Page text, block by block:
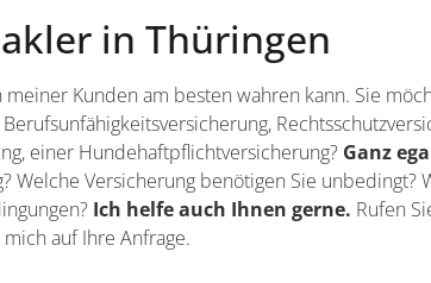
in Thüringen
Kunden am besten wahren kann. Sie
einer Hundehaftpflichtversicherung? Ganz
Welche Versicherung benötigen Sie unbedingt?
Ich helfe auch Ihnen gerne. Rufen
auf Ihre Anfrage.